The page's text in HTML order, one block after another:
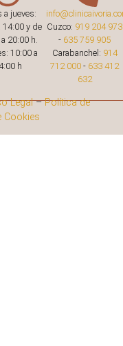
a jueves:
14:00 y de
20:00 h.
10:00 a
h
Cuzco: 919 204 973
- 635 759 905
Carabanchel: 914
712 000 - 633 412
632
Legal–Política de
Cookies